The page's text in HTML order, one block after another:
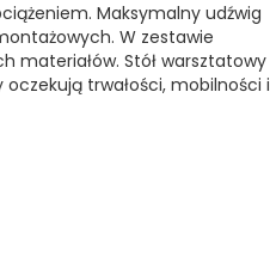
Maksymalny udźwig
W zestawie
materiałów. Stół warsztatowy
trwałości, mobilności i